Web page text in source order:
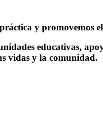
y promovemos
educativas,
vidas y la comunidad.